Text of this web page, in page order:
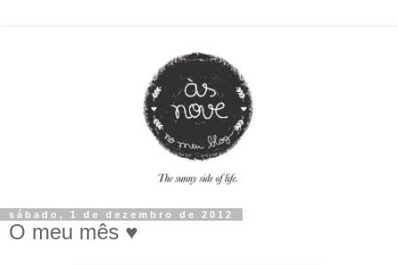
sábado, 1 de dezembro de 2012
O meu mês ♥